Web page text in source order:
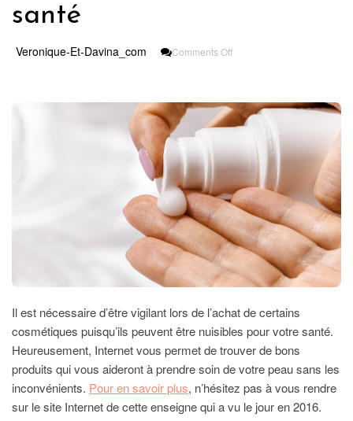
santé
Veronique-Et-Davina_com Comments OffOn
Naturels
Pour
Respecter
Votre
Santé
Il est nécessaire d’être vigilant lors de l’achat de certains
cosmétiques puisqu’ils peuvent être nuisibles pour votre santé.
Heureusement, Internet vous permet de trouver de bons
produits qui vous aideront à prendre soin de votre peau sans les
inconvénients. Pour en savoir plus, n’hésitez pas à vous rendre
sur le site Internet de cette enseigne qui a vu le jour en 2016.